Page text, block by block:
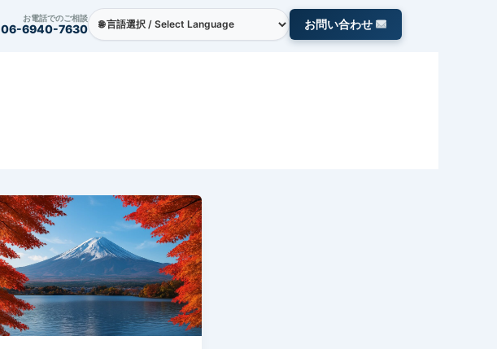
お電話でのご相談
06-6940-7630 お問い合わせ